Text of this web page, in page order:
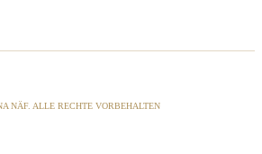
NÄF. ALLE RECHTE VORBEHALTEN